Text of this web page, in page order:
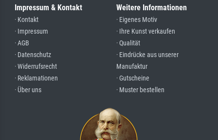
Impressum & Kontakt
· Kontakt
· Impressum
· AGB
· Datenschutz
· Widerrufsrecht
· Reklamationen
· Über uns
Weitere Informationen
· Eigenes Motiv
· Ihre Kunst verkaufen
· Qualität
· Eindrücke aus unserer
Manufaktur
· Gutscheine
· Muster bestellen